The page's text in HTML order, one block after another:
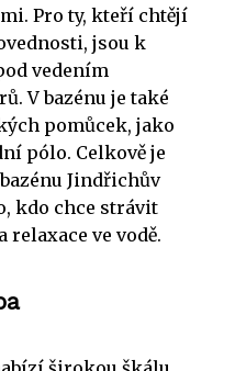
Pro ty, kteří chtějí
jsou k
vedením
V bazénu je také
pomůcek, jako
pólo. Celkově je
Jindřichův
kdo chce strávit
relaxace ve vodě.